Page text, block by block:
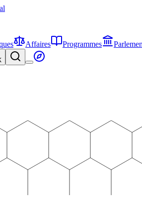
Affaires Programmes